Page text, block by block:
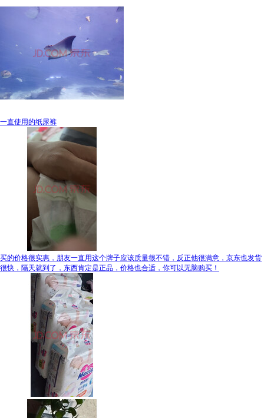
一直使用的纸尿裤
买的价格很实惠，朋友一直用这个牌子应该质量很不错，反正他很满意，京东也发货
很快，隔天就到了，东西肯定是正品，价格也合适，你可以无脑购买！